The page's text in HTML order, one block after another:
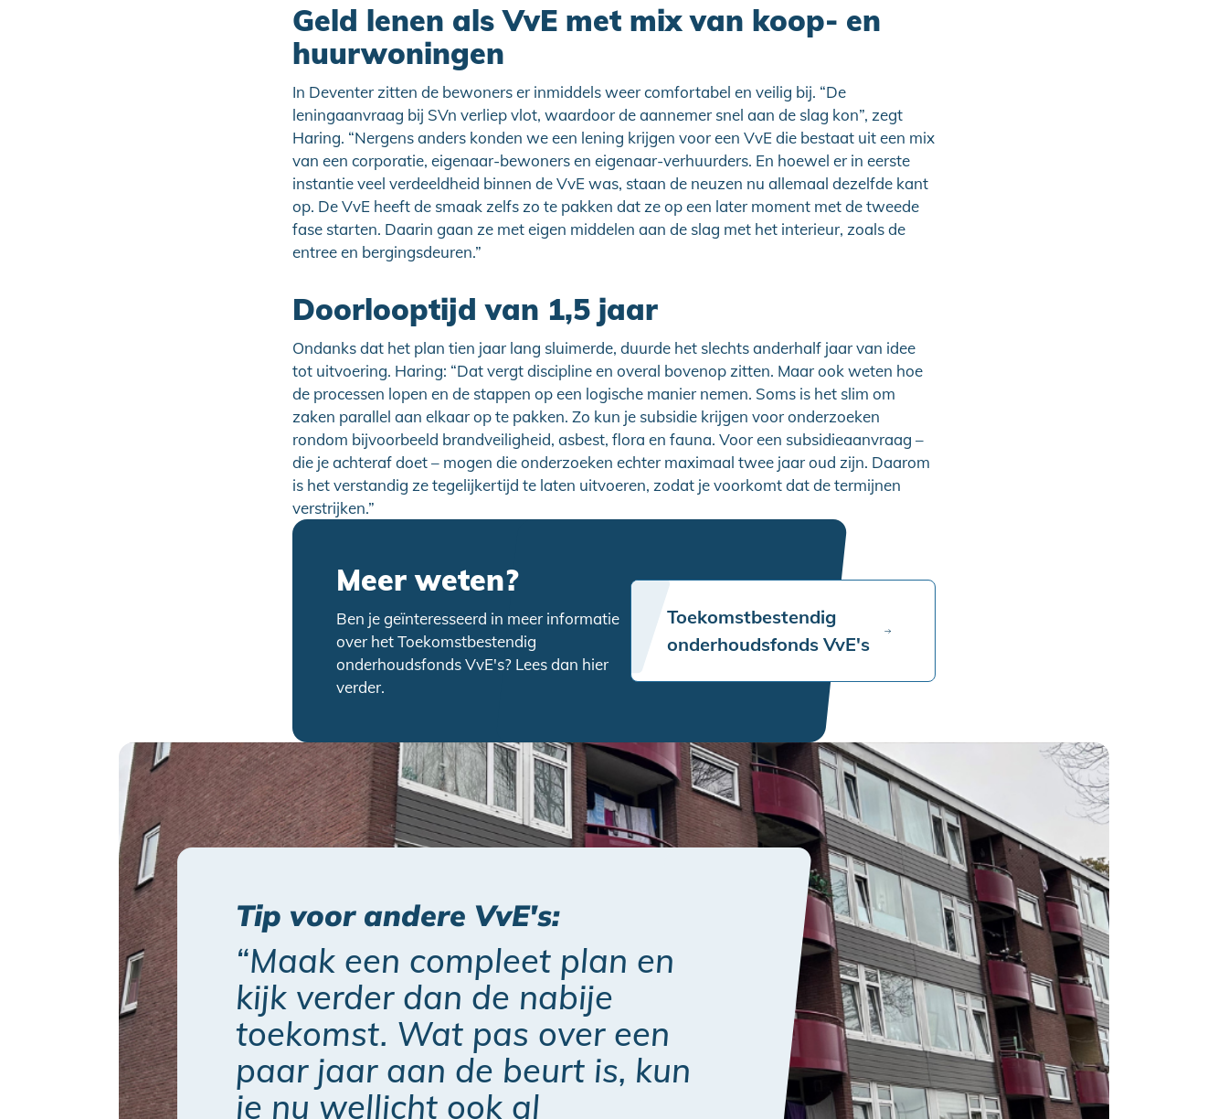
Geld lenen als VvE met mix van koop- en
huurwoningen
In Deventer zitten de bewoners er inmiddels weer comfortabel en veilig bij. “De
leningaanvraag bij SVn verliep vlot, waardoor de aannemer snel aan de slag kon”, zegt
Haring. “Nergens anders konden we een lening krijgen voor een VvE die bestaat uit een mix
van een corporatie, eigenaar-bewoners en eigenaar-verhuurders. En hoewel er in eerste
instantie veel verdeeldheid binnen de VvE was, staan de neuzen nu allemaal dezelfde kant
op. De VvE heeft de smaak zelfs zo te pakken dat ze op een later moment met de tweede
fase starten. Daarin gaan ze met eigen middelen aan de slag met het interieur, zoals de
entree en bergingsdeuren.”
Doorlooptijd van 1,5 jaar
Ondanks dat het plan tien jaar lang sluimerde, duurde het slechts anderhalf jaar van idee
tot uitvoering. Haring: “Dat vergt discipline en overal bovenop zitten. Maar ook weten hoe
de processen lopen en de stappen op een logische manier nemen. Soms is het slim om
zaken parallel aan elkaar op te pakken. Zo kun je subsidie krijgen voor onderzoeken
rondom bijvoorbeeld brandveiligheid, asbest, flora en fauna. Voor een subsidieaanvraag –
die je achteraf doet – mogen die onderzoeken echter maximaal twee jaar oud zijn. Daarom
is het verstandig ze tegelijkertijd te laten uitvoeren, zodat je voorkomt dat de termijnen
verstrijken.”
Meer weten?
Ben je geïnteresseerd in meer informatie
over het Toekomstbestendig
onderhoudsfonds VvE's? Lees dan hier
verder.
Toekomstbestendig
onderhoudsfonds VvE's
Tip voor andere VvE's:
“Maak een compleet plan en
kijk verder dan de nabije
toekomst. Wat pas over een
paar jaar aan de beurt is, kun
je nu wellicht ook al